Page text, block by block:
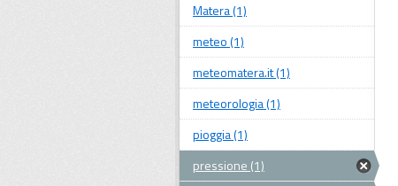
Matera (1)
meteo (1)
meteomatera.it (1)
meteorologia (1)
pioggia (1)
pressione (1)